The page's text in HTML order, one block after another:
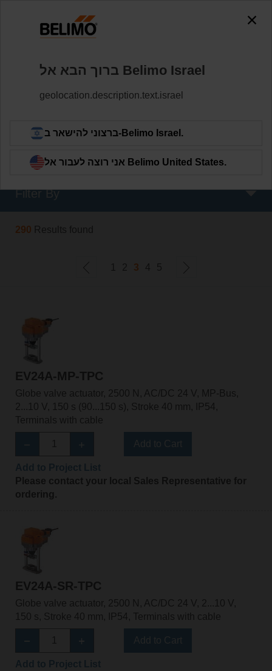
מפעילי שסתומים
חברת Belimo מציעה פתרון מקיף של מפעילי שסתומים עם
Filter By
290 Results found
2 3 4 5
EV24A-MP-TPC
Globe valve actuator, 2500 N, AC/DC 24 V, MP-Bus,
2...10 V, 150 s (90...150 s), Stroke 40 mm, IP54,
Terminals with cable
Please contact your local Sales Representative for
ordering.
EV24A-SR-TPC
Globe valve actuator, 2500 N, AC/DC 24 V, 2...10 V,
150 s, Stroke 40 mm, IP54, Terminals with cable
ברוך הבא אל Belimo ‏Israel
geolocation.description.text.israel
ברצוני להישאר ב-Belimo ‏Israel.
אני רוצה לעבור אל Belimo ‏United States.